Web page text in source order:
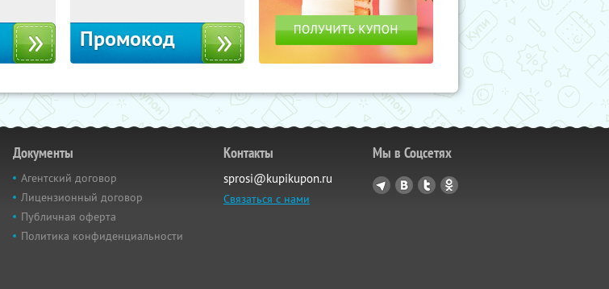
Промокод
Документы
Агентский договор
Лицензионный договор
Публичная оферта
Политика конфиденциальности
Контакты
sprosi@kupikupon.ru
Связаться с нами
Мы в Соцсетях